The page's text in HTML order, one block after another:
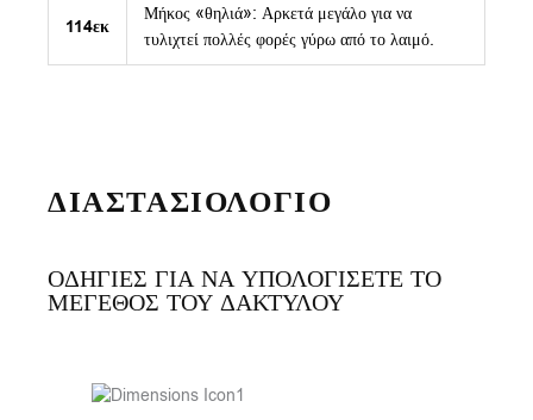
114εκ
Μήκος «θηλιά»: Αρκετά μεγάλο για να
τυλιχτεί πολλές φορές γύρω από το λαιμό.
ΔΙΑΣΤΑΣΙΟΛΟΓΙΟ
ΟΔΗΓΙΕΣ ΓΙΑ ΝΑ ΥΠΟΛΟΓΙΣΕΤΕ ΤΟ
ΜΕΓΕΘΟΣ ΤΟΥ ΔΑΚΤΥΛΟΥ